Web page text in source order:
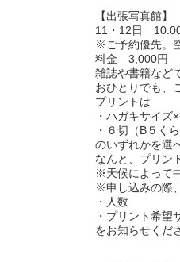
【出張写真館】
11・12日
※ご予約優先。
料金 3,000円
雑誌や書籍など
おひとりでも、
プリントは
・ハガキサイズ
・６切（B５く
のいずれかを選
なんと、プリン
※天候によって
※申し込みの際
・人数
・プリント希望
をお知らせくだ